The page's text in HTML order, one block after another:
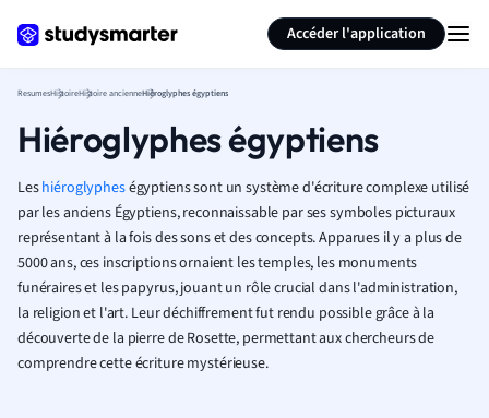
Accéder l'application
ResumesHistoireHistoire ancienneHiéroglyphes égyptiens
Hiéroglyphes égyptiens
Leshiéroglypheségyptiens sont un système d'écriture complexe utilisé
par les anciens Égyptiens, reconnaissable par ses symboles picturaux
représentant à la fois des sons et des concepts. Apparues il y a plus de
5000 ans, ces inscriptions ornaient les temples, les monuments
funéraires et les papyrus, jouant un rôle crucial dans l'administration,
la religion et l'art. Leur déchiffrement fut rendu possible grâce à la
découverte de la pierre de Rosette, permettant aux chercheurs de
comprendre cette écriture mystérieuse.
Résumer la page